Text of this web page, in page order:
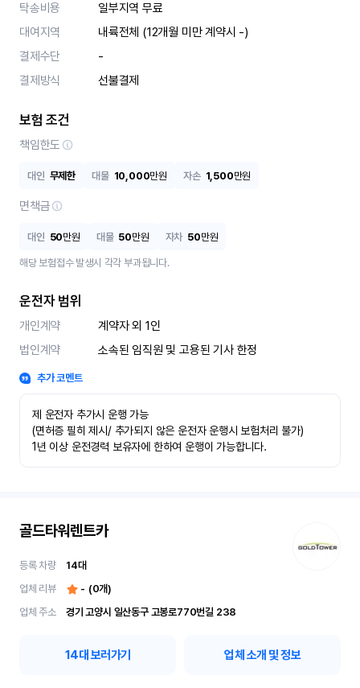
탁송비용
일부지역 무료
대여지역
내륙전체 (12개월 미만 계약시 -)
결제수단
-
결제방식
선불결제
보험 조건
책임한도
대인 무제한 대물 10,000만원 자손 1,500만원
면책금
대인 50만원 대물 50만원 자차 50만원
해당 보험접수 발생시 각각 부과됩니다.
운전자 범위
개인계약
계약자 외 1인
법인계약
소속된 임직원 및 고용된 기사 한정
추가 코멘트
제 운전자 추가시 운행 가능
(면허증 필히 제시/ 추가되지 않은 운전자 운행시 보험처리 불가)
1년 이상 운전경력 보유자에 한하여 운행이 가능합니다.
골드타워렌트카
등록 차량 14대
업체 리뷰
- (0개)
업체 주소
경기 고양시 일산동구 고봉로770번길 238
14대 보러가기 업체 소개 및 정보